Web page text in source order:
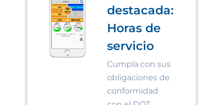
destacada:
Horas de
servicio
Cumpla con sus
obligaciones de
conformidad